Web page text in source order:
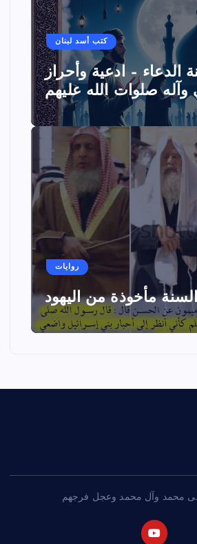
كتب أسد لبنان
الدعاء – ادعية وأحراز
وآله صلوات الله عليهم
روايات
مأخوذة من اليهود
محمد وآل محمد وعجل فرجهم